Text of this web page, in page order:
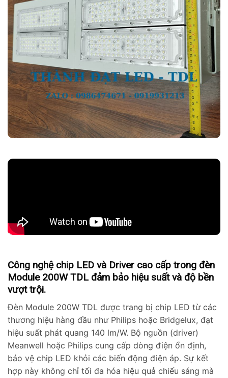
Công nghệ chip LED và Driver cao cấp trong đèn
Module 200W TDL đảm bảo hiệu suất và độ bền
vượt trội.
Đèn Module 200W TDL được trang bị chip LED từ các
thương hiệu hàng đầu như Philips hoặc Bridgelux, đạt
hiệu suất phát quang 140 lm/W. Bộ nguồn (driver)
Meanwell hoặc Philips cung cấp dòng điện ổn định,
bảo vệ chip LED khỏi các biến động điện áp. Sự kết
hợp này không chỉ tối đa hóa hiệu quả chiếu sáng mà